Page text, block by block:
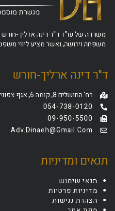
משרדה של עו"ד ד"ר דינה ארליך-
משפחה וירושה, ואשר מציע ליווי
ד"ר דינה ארליך-חורש
רח' החושלים 8, קומה 6, אגף צפוני, ת.ד 12425, הרצליה פיתוח
054-738-0120
09-950-5500
Adv.dinaeh@gmail.com
תנאים ומדיניות
תנאי שימוש
מדיניות פרטיות
הצהרת נגישות